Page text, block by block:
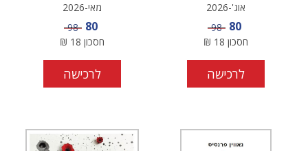
אוג'-2026
מחיר מבצע
80 מחיר
98
חסכון 18
₪
לרכישה
מאי-2026
מחיר מבצע
80 מחיר
98
חסכון 18
₪
לרכישה